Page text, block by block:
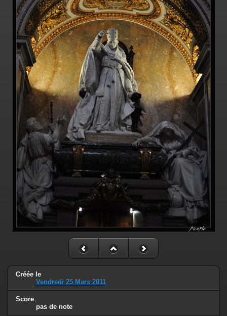
Créée le
Vendredi 25 Mars 2011
Score
pas de note